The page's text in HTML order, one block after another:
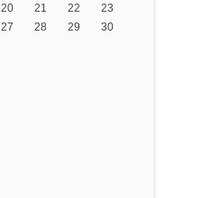
20 21 22
23
27 28 29
30